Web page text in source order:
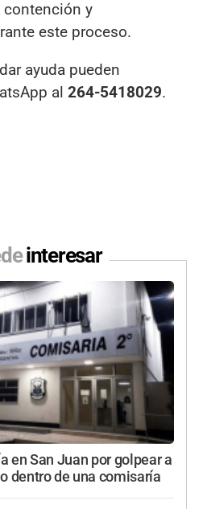
contención y
este proceso.
ayuda pueden
al 264-5418029.
interesar
en San Juan por golpear a
dentro de una comisaría